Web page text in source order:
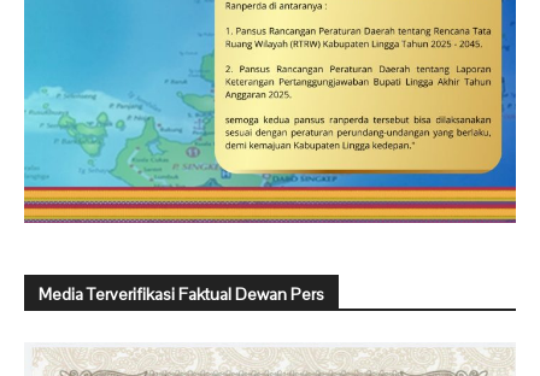
Media Terverifikasi Faktual Dewan Pers